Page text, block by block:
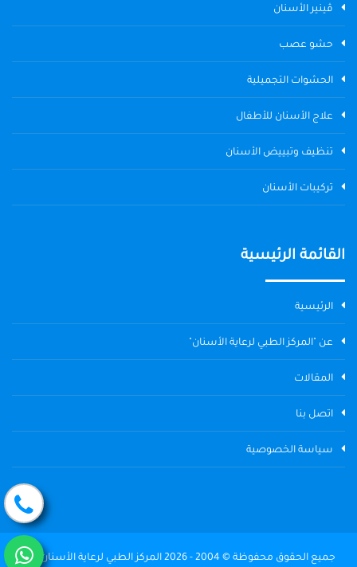
ڤينير الأسنان
حشو عصب
الحشوات التجميلية
علاج الأسنان للأطفال
تنظيف وتبييض الأسنان
تركيبات الأسنان
القائمة الرئيسية
الرئيسية
عن "المركز الطبي لرعاية الأسنان"
المقالات
اتصل بنا
سياسة الخصوصية
جميع الحقوق محفوظة © 2004 - 2026 المركز الطبي لرعاية الأسنان The